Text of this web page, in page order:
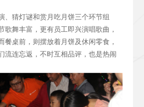
、猜灯谜和赏月吃月饼三个环节组
歌舞丰富，更有员工即兴演唱歌曲，
餐桌前，则摆放着月饼及休闲零食，
流连忘返，不时互相品评，也是热闹